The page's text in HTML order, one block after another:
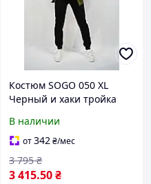
Костюм SOGO 050 XL
Черный и хаки тройка
В наличии
от342₴/мес
3 415.50₴
3 795 ₴